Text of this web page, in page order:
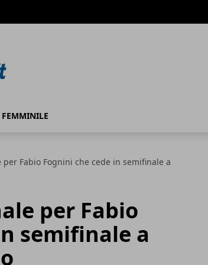
FEMMINILE
Fabio Fognini che cede in semifinale a
per Fabio
semifinale a